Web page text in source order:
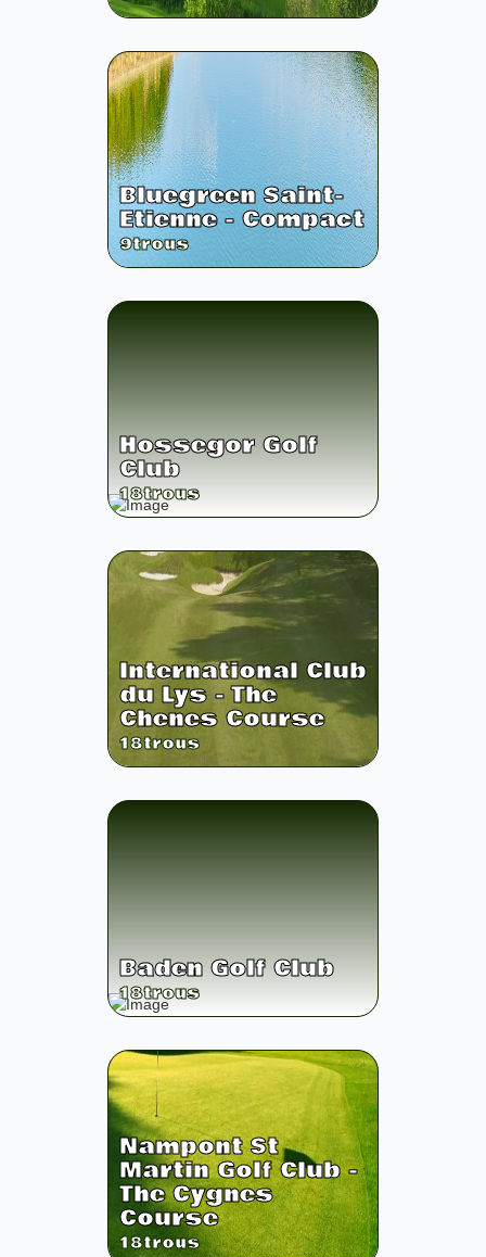
Bluegreen Saint-
Etienne - Compact
9trous
Hossegor Golf
Club
18trous
International Club
du Lys - The
Chenes Course
18trous
Baden Golf Club
18trous
Nampont St
Martin Golf Club -
The Cygnes
Course
18trous